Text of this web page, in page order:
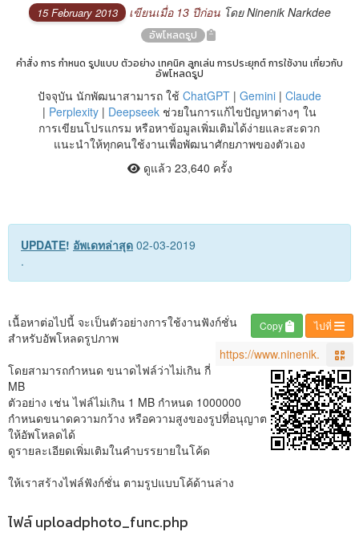
15 February 2013 เขียนเมื่อ 13 ปีก่อนโดย Ninenik Narkdee
อัพโหลดรูป
คำสั่ง การ กำหนด รูปแบบ ตัวอย่าง เทคนิค ลูกเล่น การประยุกต์ การใช้งาน เกี่ยวกับ
อัพโหลดรูป
ปัจจุบัน นักพัฒนาสามารถ ใช้ ChatGPT| Gemini| Claude
| Perplexity| Deepseekช่วยในการแก้ไขปัญหาต่างๆ ใน
การเขียนโปรแกรม หรือหาข้อมูลเพิ่มเติมได้ง่ายและสะดวก
แนะนำให้ทุกคนใช้งานเพื่อพัฒนาศักยภาพของตัวเอง
ดูแล้ว 23,640 ครั้ง
UPDATE! อัพเดทล่าสุด 02-03-2019
.
ไปที่
Copy
เนื้อหาต่อไปนี้ จะเป็นตัวอย่างการใช้งานฟังก์ชั่น
สำหรับอัพโหลดรูปภาพ
โดยสามารถกำหนด ขนาดไฟล์ว่าไม่เกิน กี่
MB
ตัวอย่าง เช่น ไฟล์ไม่เกิน 1 MB กำหนด 1000000
กำหนดขนาดความกว้าง หรือความสูงของรูปที่อนุญาต
ให้อัพโหลดได้
ดูรายละเอียดเพิ่มเติมในคำบรรยายในโค้ด
ให้เราสร้างไฟล์ฟังก์ชั่น ตามรูปแบบโค้ด้านล่าง
ไฟล์ uploadphoto_func.php